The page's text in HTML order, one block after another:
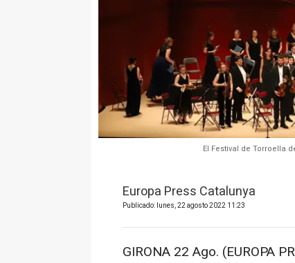
El Festival de Torroella
Europa Press Catalunya
Publicado: lunes, 22 agosto 2022 11:23
GIRONA 22 Ago. (EUROPA